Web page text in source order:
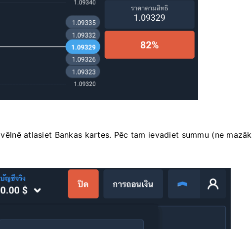
atlasiet Bankas kartes. Pēc tam ievadiet summu (ne mazāk